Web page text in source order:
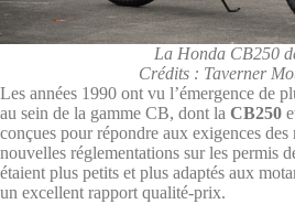
La Honda CB250
Crédits : Taverner
Les années 1990 ont vu l’émergence de
au sein de la gamme CB, dont la CB250
conçues pour répondre aux exigences des
nouvelles réglementations sur les permis
étaient plus petits et plus adaptés aux
un excellent rapport qualité-prix.